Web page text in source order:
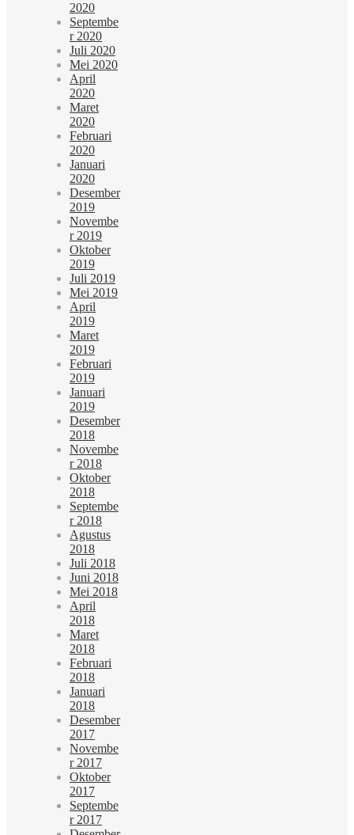
2020
Septembe
r 2020
Juli 2020
Mei 2020
April
2020
Maret
2020
Februari
2020
Januari
2020
Desember
2019
Novembe
r 2019
Oktober
2019
Juli 2019
Mei 2019
April
2019
Maret
2019
Februari
2019
Januari
2019
Desember
2018
Novembe
r 2018
Oktober
2018
Septembe
r 2018
Agustus
2018
Juli 2018
Juni 2018
Mei 2018
April
2018
Maret
2018
Februari
2018
Januari
2018
Desember
2017
Novembe
r 2017
Oktober
2017
Septembe
r 2017